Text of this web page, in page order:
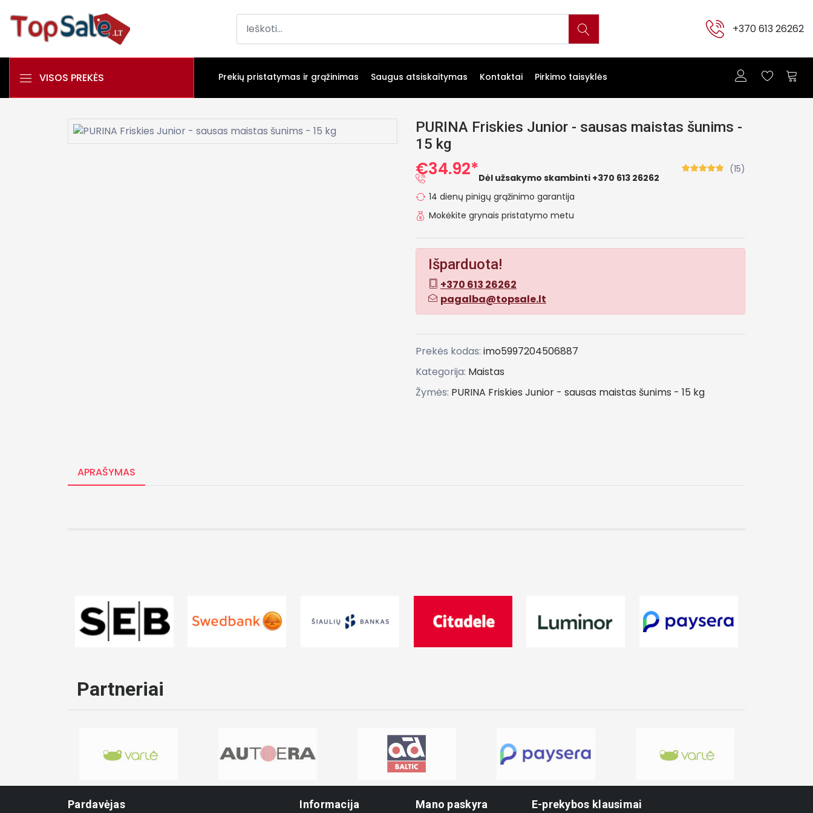
+370 613 26262
VISOS PREKĖS Prekių pristatymas ir grąžinimas Saugus atsiskaitymas Kontaktai Pirkimo taisyklės
PURINA Friskies Junior - sausas maistas šunims -
15 kg
€34.92* (15)
Dėl užsakymo skambinti +370 613 26262
14 dienų pinigų grąžinimo garantija
Mokėkite grynais pristatymo metu
Išparduota!
+370 613 26262
pagalba@topsale.lt
Prekės kodas: imo5997204506887
Kategorija: Maistas
Žymės: PURINA Friskies Junior - sausas maistas šunims - 15 kg
APRAŠYMAS
Partneriai
Pardavėjas Informacija Mano paskyra E-prekybos klausimai